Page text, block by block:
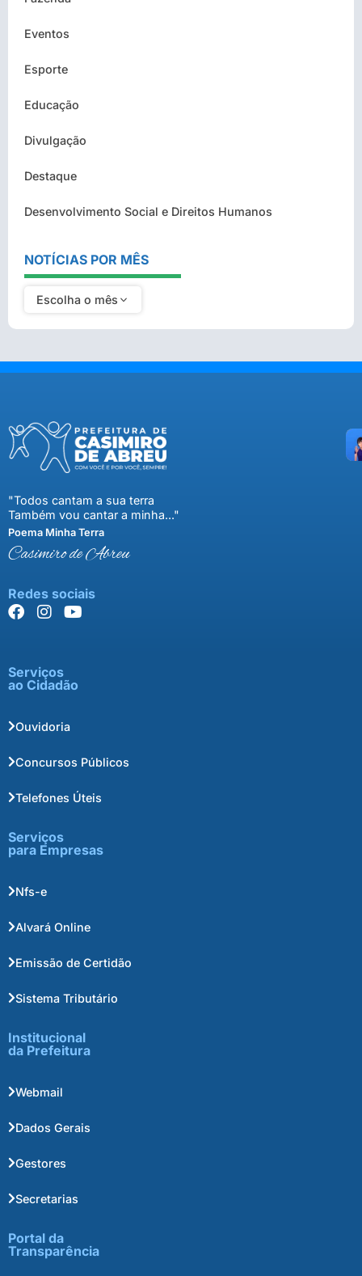
Eventos
Esporte
Educação
Divulgação
Destaque
Desenvolvimento Social e Direitos Humanos
NOTÍCIAS POR MÊS
Escolha o mês
"Todos cantam a sua terra
Também vou cantar a minha..."
Poema Minha Terra
Casimiro de Abreu
Redes sociais
Serviços
ao Cidadão
Ouvidoria
Concursos Públicos
Telefones Úteis
Serviços
para Empresas
Nfs-e
Alvará Online
Emissão de Certidão
Sistema Tributário
Institucional
da Prefeitura
Webmail
Dados Gerais
Gestores
Secretarias
Portal da
Transparência